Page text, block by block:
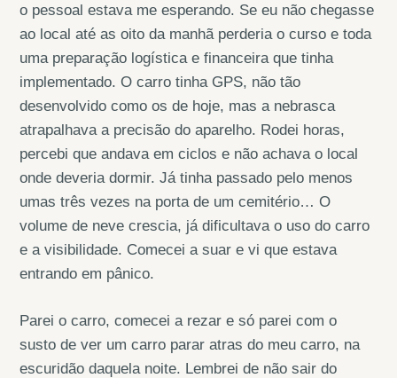
o pessoal estava me esperando. Se eu não chegasse
ao local até as oito da manhã perderia o curso e toda
uma preparação logística e financeira que tinha
implementado. O carro tinha GPS, não tão
desenvolvido como os de hoje, mas a nebrasca
atrapalhava a precisão do aparelho. Rodei horas,
percebi que andava em ciclos e não achava o local
onde deveria dormir. Já tinha passado pelo menos
umas três vezes na porta de um cemitério… O
volume de neve crescia, já dificultava o uso do carro
e a visibilidade. Comecei a suar e vi que estava
entrando em pânico.
Parei o carro, comecei a rezar e só parei com o
susto de ver um carro parar atras do meu carro, na
escuridão daquela noite. Lembrei de não sair do